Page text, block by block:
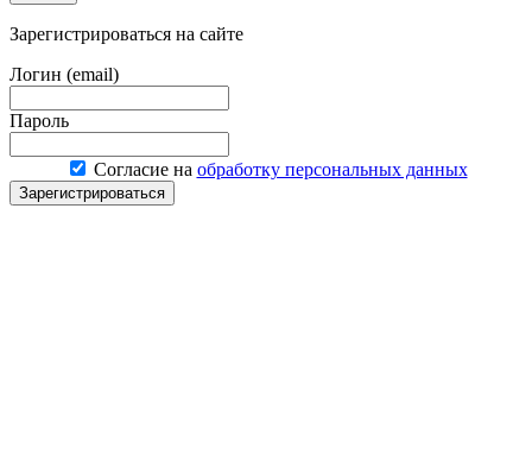
Зарегистрироваться на сайте
Логин (email)
Пароль
Согласие на обработку персональных данных
Зарегистрироваться